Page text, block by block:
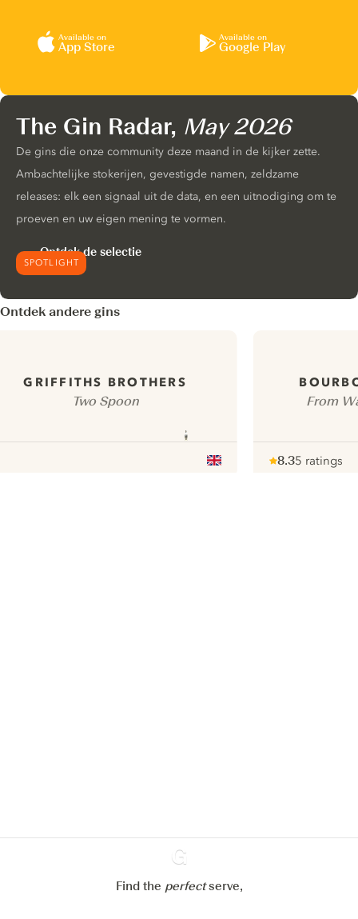
Available on
App Store
Available on
Google Play
SPOTLIGHT
The Gin Radar, May 2026
De gins die onze community deze maand in de kijker zette.
Ambachtelijke stokerijen, gevestigde namen, zeldzame
releases: elk een signaal uit de data, en een uitnodiging om te
proeven en uw eigen mening te vormen.
Ontdek de selectie
Ontdek andere gins
GRIFFITHS BROTHERS
Two Spoon From
8.35 ratings
Ginventory
Find the perfectserve,